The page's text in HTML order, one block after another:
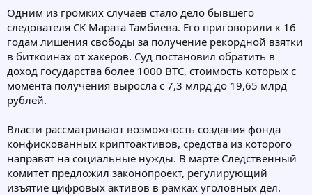
Одним из громких случаев стало дело бывшего
следователя СК Марата Тамбиева. Его приговорили к 16
годам лишения свободы за получение рекордной взятки
в биткоинах от хакеров. Суд постановил обратить в
доход государства более 1000 BTC, стоимость которых с
момента получения выросла с 7,3 млрд до 19,65 млрд
рублей.
Власти рассматривают возможность создания фонда
конфискованных криптоактивов, средства из которого
направят на социальные нужды. В марте Следственный
комитет предложил законопроект, регулирующий
изъятие цифровых активов в рамках уголовных дел.